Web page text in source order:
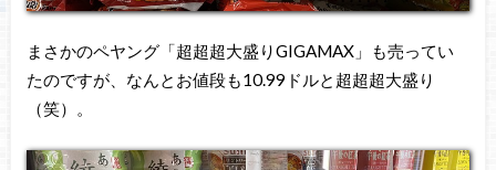
まさかのペヤング「超超超大盛りGIGAMAX」も売ってい
たのですが、なんとお値段も10.99ドルと超超超大盛り
（笑）。